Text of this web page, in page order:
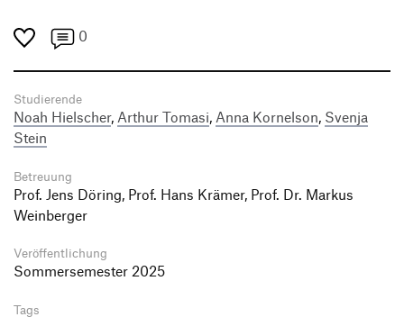
0
Studierende
Noah Hielscher, Arthur Tomasi, Anna Kornelson, Svenja
Stein
Betreuung
Prof. Jens Döring, Prof. Hans Krämer, Prof. Dr. Markus
Weinberger
Veröffentlichung
Sommersemester 2025
Tags